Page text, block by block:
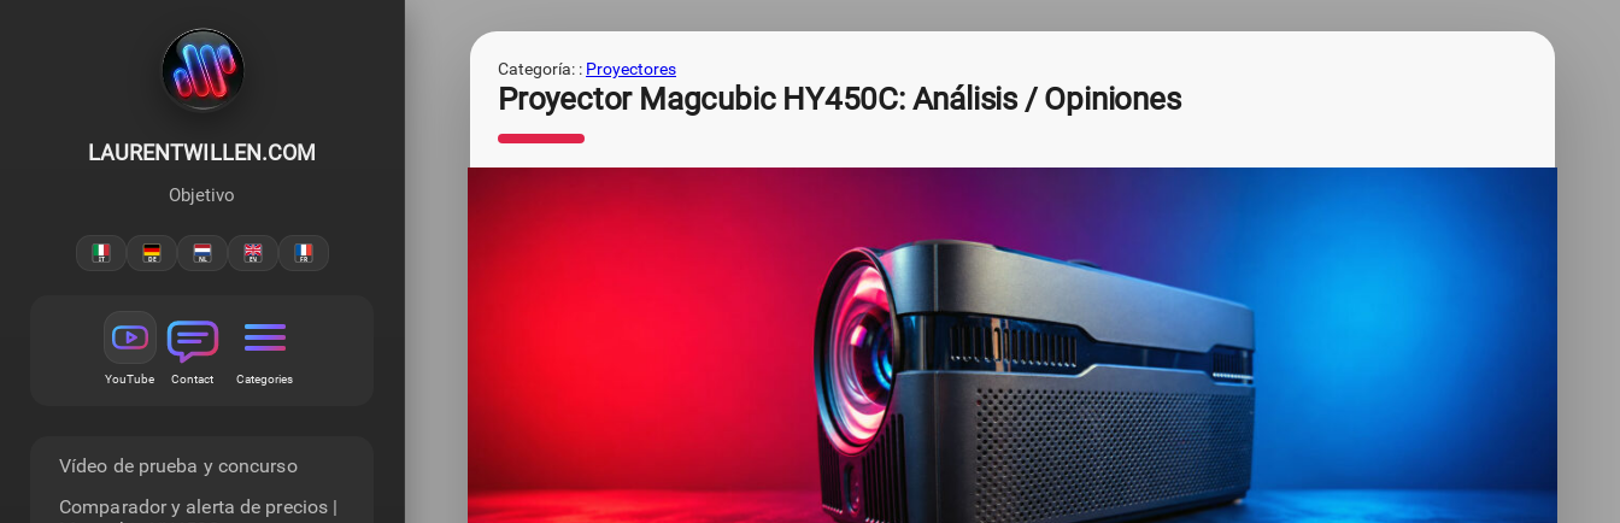
LAURENTWILLEN.COM
Objetivo
YouTube Contact Categories
Vídeo de prueba y concurso
Comparador y alerta de precios |
Categoría: : Proyectores
Proyector Magcubic HY450C: Análisis / Opiniones